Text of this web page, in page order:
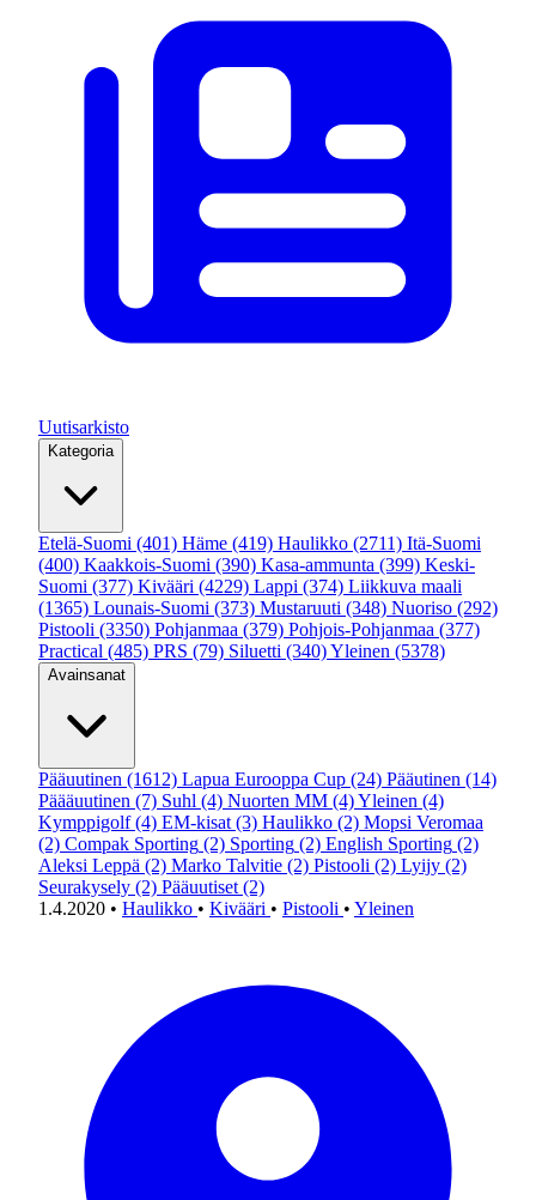
Uutisarkisto
Kategoria
Etelä-Suomi (401) Häme (419) Haulikko (2711) Itä-Suomi
(400) Kaakkois-Suomi (390) Kasa-ammunta (399) Keski-
Suomi (377) Kivääri (4229) Lappi (374) Liikkuva maali
(1365) Lounais-Suomi (373) Mustaruuti (348) Nuoriso (292)
Pistooli (3350) Pohjanmaa (379) Pohjois-Pohjanmaa (377)
Practical (485) PRS (79) Siluetti (340)Yleinen (5378)
Avainsanat
Pääuutinen (1612) Lapua Eurooppa Cup (24) Pääutinen (14)
Päääuutinen (7) Suhl (4) Nuorten MM (4)Yleinen (4)
Kymppigolf (4) EM-kisat (3) Haulikko (2) Mopsi Veromaa
(2) Compak Sporting (2) Sporting (2) English Sporting (2)
Aleksi Leppä (2) Marko Talvitie (2) Pistooli (2) Lyijy (2)
Seurakysely (2) Pääuutiset (2)
1.4.2020 • Haulikko • Kivääri • Pistooli • Yleinen